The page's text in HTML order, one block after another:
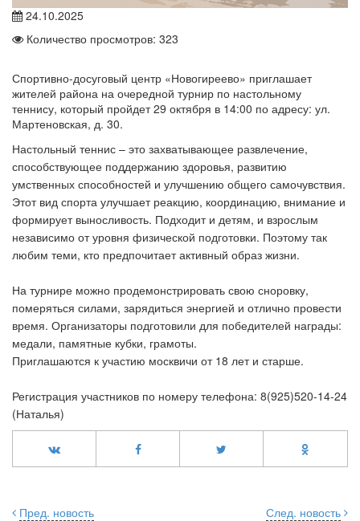
24.10.2025
Количество просмотров: 323
Спортивно-досуговый центр «Новогиреево» приглашает
жителей района на очередной турнир по настольному
теннису, который пройдет 29 октября в 14:00 по адресу: ул.
Мартеновская, д. 30.
Настольный теннис – это захватывающее развлечение,
способствующее поддержанию здоровья, развитию
умственных способностей и улучшению общего самочувствия.
Этот вид спорта улучшает реакцию, координацию, внимание и
формирует выносливость. Подходит и детям, и взрослым
независимо от уровня физической подготовки. Поэтому так
любим теми, кто предпочитает активный образ жизни.
На турнире можно продемонстрировать свою сноровку,
померяться силами, зарядиться энергией и отлично провести
время. Организаторы подготовили для победителей награды:
медали, памятные кубки, грамоты.
Приглашаются к участию москвичи от 18 лет и старше.
Регистрация участников по номеру телефона: 8(925)520-14-24
(Наталья)
След. новость
Пред. новость